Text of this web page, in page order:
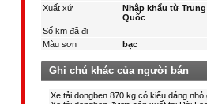
Xuất xứ
Nhập khẩu từ Trung
Quốc
Số km đã đi
Màu sơn
bạc
Ghi chú khác của người bán